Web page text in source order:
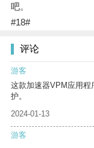
吧。
#18#
评论
游客
这款加速器VPM应用程
护。
2024-01-13
游客